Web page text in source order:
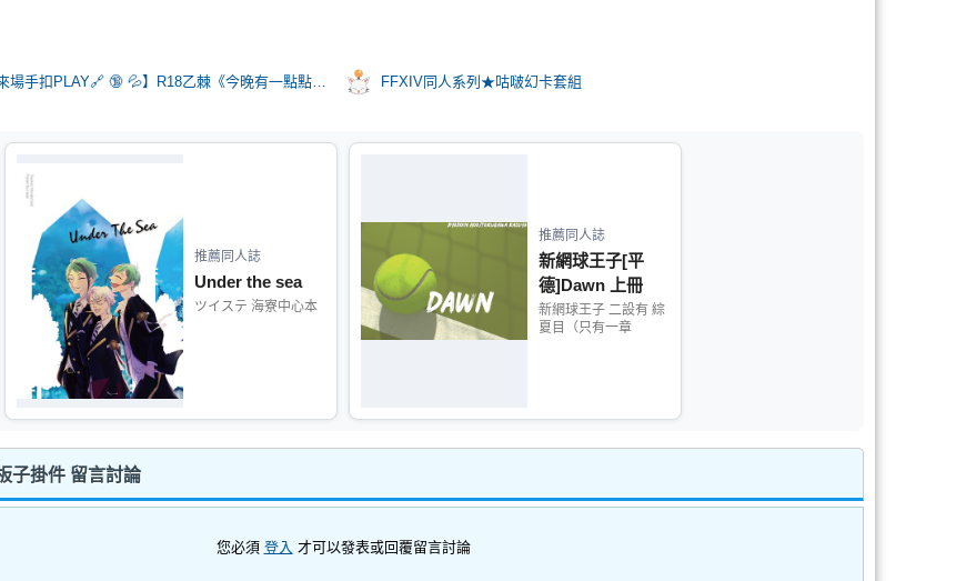
[R18]【💍🍙心血來潮來場手扣PLAY🔗 🔞 💦】R18乙棘《今晚有一點點特別》 FFXIV同人系列★咕啵幻卡套組
推薦同人誌
Under the sea
ツイステ 海寮中心本
推薦同人誌
新網球王子[平
德]Dawn 上冊
新網球王子 二設有 綜
夏目（只有一章
子掛件 留言討論
您必須 登入 才可以發表或回覆留言討論